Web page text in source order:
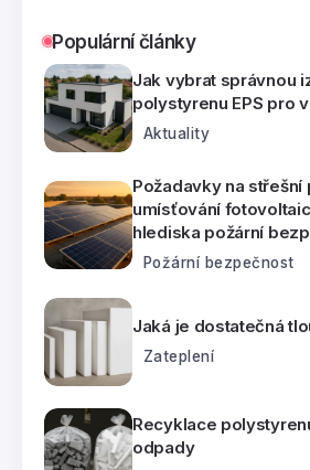
Populární články
Jak vybrat správnou
polystyrenu EPS pro
Aktuality
Požadavky na střešní
umísťování
hlediska požární
Požární bezpečnost
Jaká je dostatečná
Zateplení
Recyklace
odpady